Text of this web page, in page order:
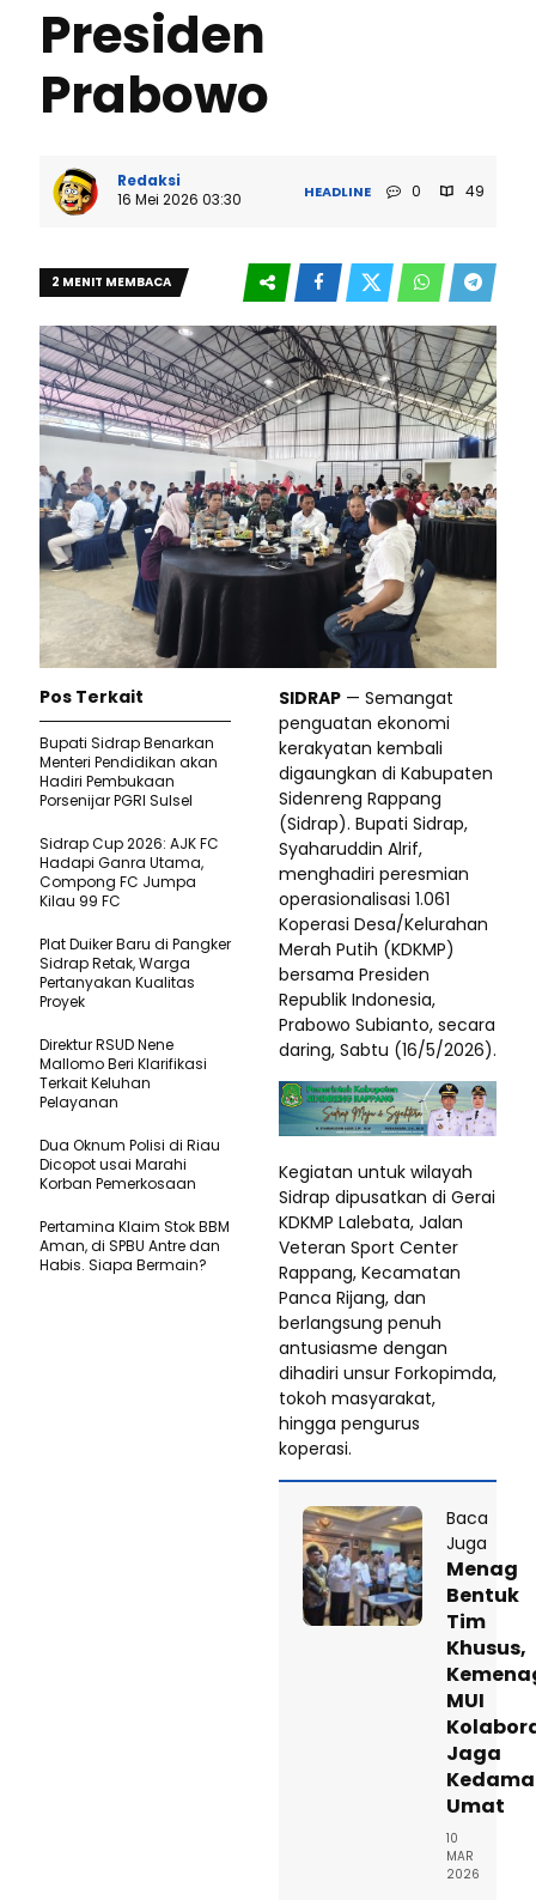
Presiden
Prabowo
Redaksi
16 Mei 2026 03:30
HEADLINE 0 49
2 MENIT MEMBACA
SIDRAP — Semangat
penguatan ekonomi
kerakyatan kembali
digaungkan di Kabupaten
Sidenreng Rappang
(Sidrap). Bupati Sidrap,
Syaharuddin Alrif,
menghadiri peresmian
operasionalisasi 1.061
Koperasi Desa/Kelurahan
Merah Putih (KDKMP)
bersama Presiden
Republik Indonesia,
Prabowo Subianto, secara
daring, Sabtu (16/5/2026).
Kegiatan untuk wilayah
Sidrap dipusatkan di Gerai
KDKMP Lalebata, Jalan
Veteran Sport Center
Rappang, Kecamatan
Panca Rijang, dan
berlangsung penuh
antusiasme dengan
dihadiri unsur Forkopimda,
tokoh masyarakat,
hingga pengurus
koperasi.
Baca
Juga
Menag
Bentuk
Tim
Khusus,
MUI
Jaga
Umat
10
MAR
2026
Pos Terkait
Bupati Sidrap Benarkan
Menteri Pendidikan akan
Hadiri Pembukaan
Porsenijar PGRI Sulsel
Sidrap Cup 2026: AJK FC
Hadapi Ganra Utama,
Compong FC Jumpa
Kilau 99 FC
Plat Duiker Baru di Pangker
Sidrap Retak, Warga
Pertanyakan Kualitas
Proyek
Direktur RSUD Nene
Mallomo Beri Klarifikasi
Terkait Keluhan
Pelayanan
Dua Oknum Polisi di Riau
Dicopot usai Marahi
Korban Pemerkosaan
Pertamina Klaim Stok BBM
Aman, di SPBU Antre dan
Habis. Siapa Bermain?